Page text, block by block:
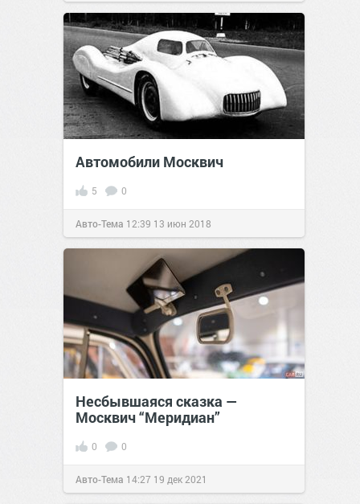
Автомобили Москвич
5 0
Авто-Тема 12:39 13 июн 2018
Несбывшаяся сказка —
Москвич “Меридиан”
0 0
Авто-Тема 14:27 19 дек 2021